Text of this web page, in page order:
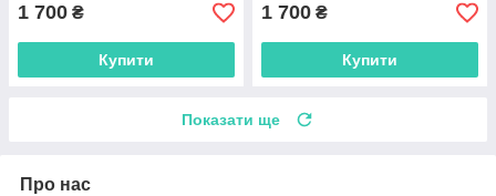
1 700 ₴
Купити
1 700 ₴
Купити
Показати ще
Про нас